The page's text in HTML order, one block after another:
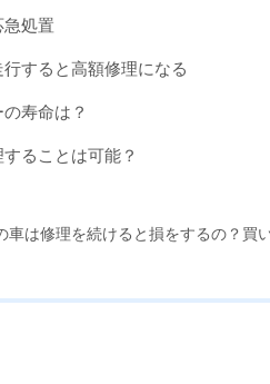
処置
すると高額修理になる
寿命は？
ることは可能？
車は修理を続けると損をするの？買